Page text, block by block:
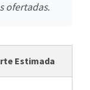
ofertadas.
Estimada